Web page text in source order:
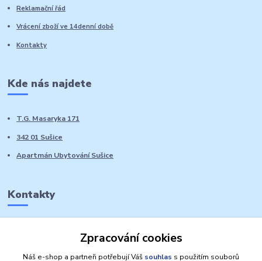
Reklamační řád
Vrácení zboží ve 14denní době
Kontakty
Kde nás najdete
T.G. Masaryka 171
342 01 Sušice
Apartmán Ubytování Sušice
Kontakty
Zpracování cookies
Náš e-shop a partneři potřebují Váš souhlas s použitím souborů